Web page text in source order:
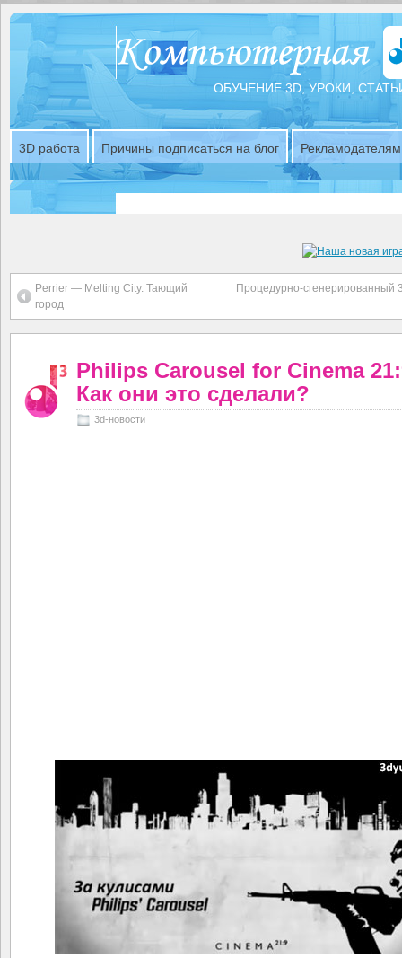
ОБУЧЕНИЕ 3D, УРОКИ,
3D работа Причины подписаться на блог Рекламодателям
Perrier — Melting City. Тающий
город
Процедурно-сгенерированный
Philips Carousel for Cinema
Как они это сделали?
3d-новости